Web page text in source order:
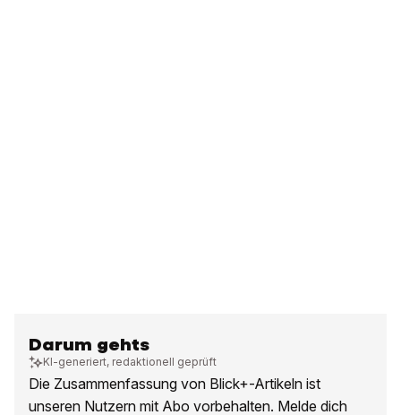
Darum gehts
KI-generiert, redaktionell geprüft
Die Zusammenfassung von Blick+-Artikeln ist
unseren Nutzern mit Abo vorbehalten. Melde dich